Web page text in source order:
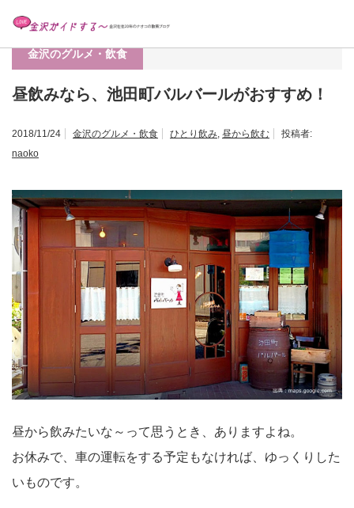
ホーム
金沢のグルメ・飲食
昼飲みなら、池田町バルバールがおすすめ！
2018/11/24 金沢のグルメ・飲食 ひとり飲み, 昼から飲む
投稿者:
naoko
昼から飲みたいな～って思うとき、ありますよね。
お休みで、車の運転をする予定もなければ、ゆっくりした
いものです。